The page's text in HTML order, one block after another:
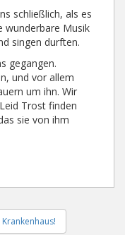
schließlich, als es
wunderbare Musik
singen durften.
gegangen.
und vor allem
um ihn. Wir
Trost finden
sie von ihm